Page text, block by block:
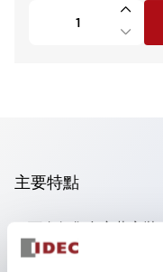
主要特點
可進行集合密著安裝
附鎖選擇開關採用